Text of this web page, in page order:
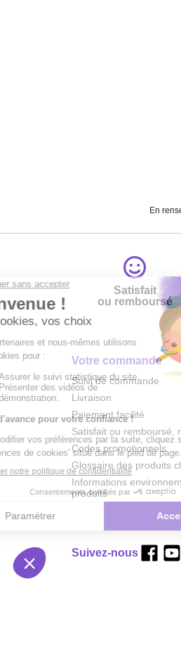
En
Satisfait
ou remboursé
Votre commande
Suivi de commande
Livraison
Paiement facilité
Satisfait ou remboursé,
Codes promotionnels
Glossaire des produits
Informations
produits
Suivez-nous